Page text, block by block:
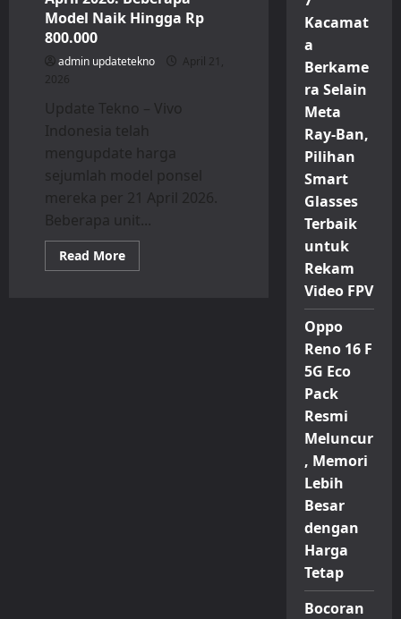
Model Naik Hingga Rp
800.000
admin updatetekno
April 21,
2026
Update Tekno – Vivo
Indonesia telah
mengupdate harga
sejumlah model ponsel
mereka per 21 April 2026.
Beberapa unit...
Read MoreRead
more
Kacamat
a
Berkame
ra Selain
Meta
Ray-Ban,
Pilihan
Smart
Glasses
Terbaik
untuk
Rekam
Video FPV
Oppo
Reno 16 F
5G Eco
Pack
Resmi
Meluncur
, Memori
Lebih
Besar
dengan
Harga
Tetap
Bocoran